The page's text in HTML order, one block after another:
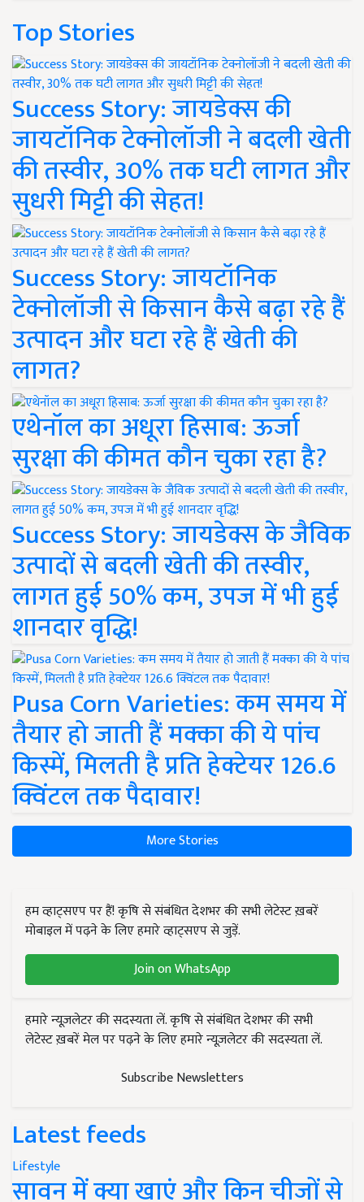
Top Stories
Success Story: जायडेक्स की
जायटॉनिक टेक्नोलॉजी ने बदली खेती
की तस्वीर, 30% तक घटी लागत और
सुधरी मिट्टी की सेहत!
Success Story: जायटॉनिक
टेक्नोलॉजी से किसान कैसे बढ़ा रहे हैं
उत्पादन और घटा रहे हैं खेती की
लागत?
एथेनॉल का अधूरा हिसाब: ऊर्जा
सुरक्षा की कीमत कौन चुका रहा है?
Success Story: जायडेक्स के जैविक
उत्पादों से बदली खेती की तस्वीर,
लागत हुई 50% कम, उपज में भी हुई
शानदार वृद्धि!
Pusa Corn Varieties: कम समय में
तैयार हो जाती हैं मक्का की ये पांच
किस्में, मिलती है प्रति हेक्टेयर 126.6
क्विंटल तक पैदावार!
More Stories
हम व्हाट्सएप पर हैं! कृषि से संबंधित देशभर की सभी लेटेस्ट ख़बरें
मोबाइल में पढ़ने के लिए हमारे व्हाट्सएप से जुड़ें.
Join on WhatsApp
हमारे न्यूज़लेटर की सदस्यता लें. कृषि से संबंधित देशभर की सभी
लेटेस्ट ख़बरें मेल पर पढ़ने के लिए हमारे न्यूज़लेटर की सदस्यता लें.
Subscribe Newsletters
Latest feeds
Lifestyle
सावन में क्या खाएं और किन चीजों से